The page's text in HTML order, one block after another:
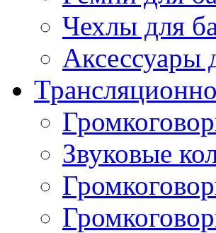
Чехлы для
Аксессуары
Звуковые